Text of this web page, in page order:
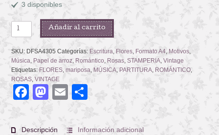
3 disponibles
RED
ROSES
AND
MUSIC
cantidad
Añadir al carrito
SKU: DFSA4305 Categorías: Escritura Flores, Formato A4, Motivos,
Música Papel de arroz, Romántico Rosas, STAMPERIA, Vintage
Etiquetas: FLORES, mariposa MÚSICA, PARTITURA, ROMÁNTICO,
ROSAS, VINTAGE
Facebook
Mastodon
EmailCompartir
Descripción
Información adicional